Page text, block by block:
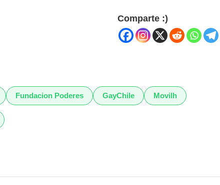
Comparte :)
Fundacion Poderes GayChile Movilh